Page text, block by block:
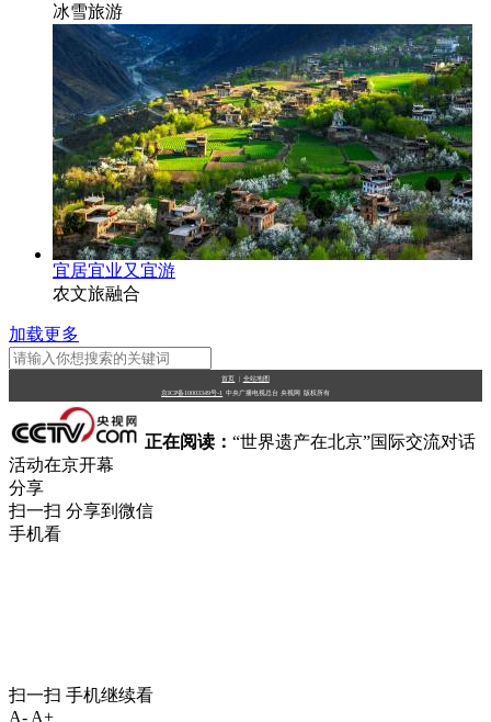
冰雪旅游
宜居宜业又宜游
农文旅融合
加载更多
首页 全站地图
京ICP备10003349号-1 中央广播电视总台 央视网 版权所有
正在阅读： “世界遗产在北京”国际交流对话
活动在京开幕
分享
扫一扫 分享到微信
手机看
扫一扫 手机继续看
A- A+